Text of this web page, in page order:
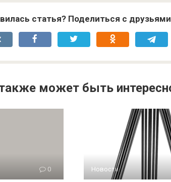
статья? Поделиться с
может быть
0 Новости